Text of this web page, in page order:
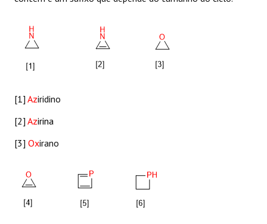
[1] Aziridino
[2] Azirina
[3] Oxirano